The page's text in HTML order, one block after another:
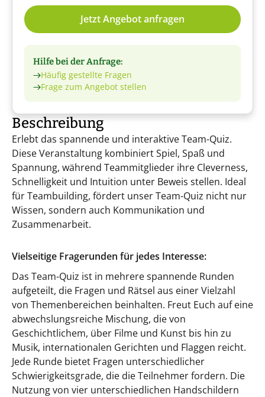
Jetzt Angebot anfragen
Hilfe bei der Anfrage:
Häufig gestellte Fragen
Frage zum Angebot stellen
Beschreibung
Erlebt das spannende und interaktive Team-Quiz.
Diese Veranstaltung kombiniert Spiel, Spaß und
Spannung, während Teammitglieder ihre Cleverness,
Schnelligkeit und Intuition unter Beweis stellen. Ideal
für Teambuilding, fördert unser Team-Quiz nicht nur
Wissen, sondern auch Kommunikation und
Zusammenarbeit.
Vielseitige Fragerunden für jedes Interesse:
Das Team-Quiz ist in mehrere spannende Runden
aufgeteilt, die Fragen und Rätsel aus einer Vielzahl
von Themenbereichen beinhalten. Freut Euch auf eine
abwechslungsreiche Mischung, die von
Geschichtlichem, über Filme und Kunst bis hin zu
Musik, internationalen Gerichten und Flaggen reicht.
Jede Runde bietet Fragen unterschiedlicher
Schwierigkeitsgrade, die die Teilnehmer fordern. Die
Nutzung von vier unterschiedlichen Handschildern